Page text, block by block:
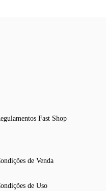
Fast Shop
de Venda
de Uso